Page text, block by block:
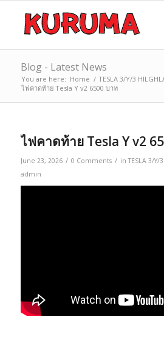
Blog - Latest News
You are here: Home / TESLA 3/Y/3
ไฟคาดท้าย Tesla Y v2 6500 บาท
ไฟคาดท้าย Tesla Y v2
June 23, 2026 / 0 Comments / inTESLA 3/Y/
admin